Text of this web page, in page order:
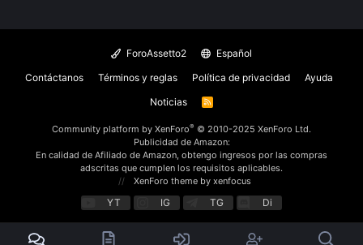
ForoAssetto2
Español
Contáctanos
Términos y reglas Política de privacidad
Ayuda
Noticias
R
Community platform by XenForo® © 2010-2025 XenForo Ltd.
Publicidad de Amazon:
En calidad de Afiliado de Amazon, obtengo ingresos por las compras
adscritas que cumplen los requisitos aplicables.
XenForo theme by xenfocus
YT IG TG Di